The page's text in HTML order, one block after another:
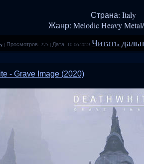
Страна: Italy
Жанр: Melodic Heavy
| Просмотров: 275 | Дата: 10.06.2023 Читать
- Grave Image (2020)